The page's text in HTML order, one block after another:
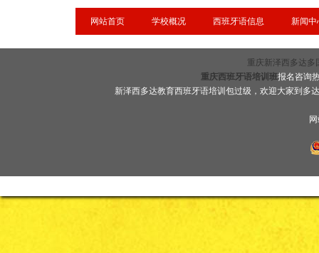
网站首页 学校概况 西班牙语信息 新闻中
重庆新泽西多达多
重庆西班牙语培训班报名咨询
新泽西多达教育西班牙语培训包过级，欢迎大家到多